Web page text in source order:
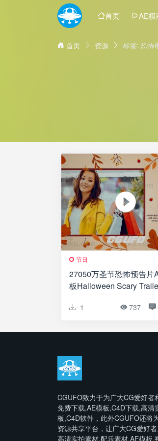
首页 AE模
首页 资源 标签: 恐怖
节日
27050万圣节恐怖预告片
板Halloween Scary
1 737
CGUFO致力于为广大CG爱好者
免费下载,AE模板,C4D下载,高清
板,C4D软件，此外CGUFO还将
资源共享平台，让广大CG爱好
高清实拍素材,配乐素材,AE模板,